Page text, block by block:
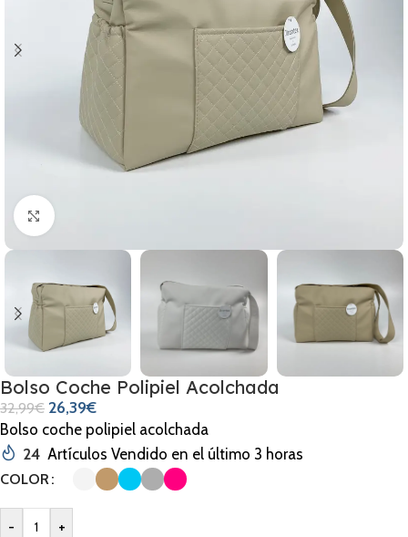
Clic para ampliar
Bolso Coche Polipiel Acolchada
32,99€ 26,39€
Bolso coche polipiel acolchada
24 Artículos Vendido en el último 3 horas
COLOR
- +